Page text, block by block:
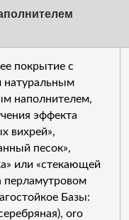
покрытие с
натуральным
наполнителем,
эффекта
вихрей»,
песок»,
или «стекающей
перламутровом
Базы:
oro